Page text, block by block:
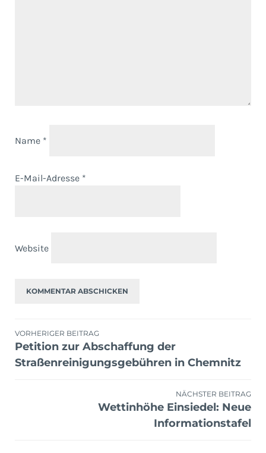
Name *
E-Mail-Adresse *
Website
Beitragsnavigation
VORHERIGER BEITRAG
Petition zur Abschaffung der
Straßenreinigungsgebühren in Chemnitz
NÄCHSTER BEITRAG
Wettinhöhe Einsiedel: Neue
Informationstafel